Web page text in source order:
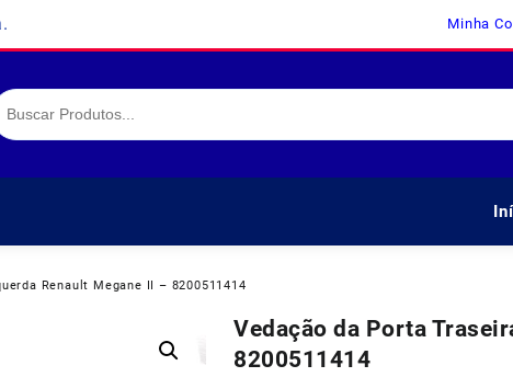
Minha
Renault Megane II – 8200511414
Vedação da Porta
8200511414